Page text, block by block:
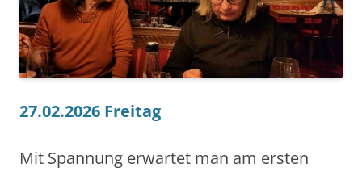
27.02.2026 Freitag
Mit Spannung erwartet man am ersten